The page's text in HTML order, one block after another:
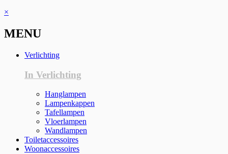
×
MENU
Verlichting
In Verlichting
Hanglampen
Lampenkappen
Tafellampen
Vloerlampen
Wandlampen
Toiletaccessoires
Woonaccessoires